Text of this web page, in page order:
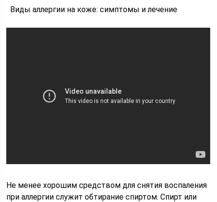
Виды аллергии на коже: симптомы и лечение
Не менее хорошим средством для снятия воспаления
при аллергии служит обтирание спиртом. Спирт или